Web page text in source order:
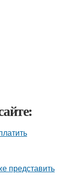
представить